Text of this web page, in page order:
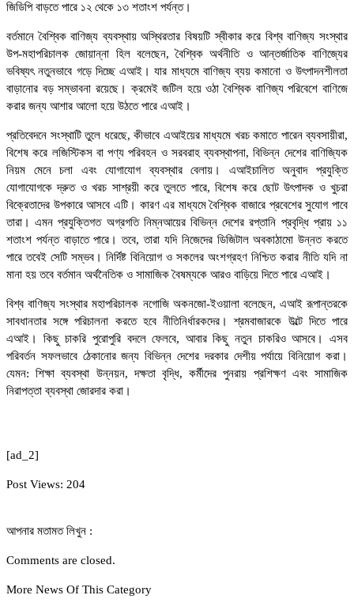
জিডিপি বাড়তে পারে ১২ থেকে ১৩ শতাংশ পর্যন্ত।
বর্তমানে বৈশ্বিক বাণিজ্য ব্যবস্থায় অস্থিরতার বিষয়টি স্বীকার করে বিশ্ব বাণিজ্য সংস্থার
উপ-মহাপরিচালক জোয়ান্না হিল বলেছেন, বৈশ্বিক অর্থনীতি ও আন্তর্জাতিক বাণিজ্যের
ভবিষ্যৎ নতুনভাবে গড়ে দিচ্ছে এআই। যার মাধ্যমে বাণিজ্য ব্যয় কমানো ও উৎপাদনশীলতা
বাড়ানোর বড় সম্ভাবনা রয়েছে। ক্রমেই জটিল হয়ে ওঠা বৈশ্বিক বাণিজ্য পরিবেশে বাণিজে
করার জন্য আশার আলো হয়ে উঠতে পারে এআই।
প্রতিবেদনে সংস্থাটি তুলে ধরেছে, কীভাবে এআইয়ের মাধ্যমে খরচ কমাতে পারেন ব্যবসায়ীরা,
বিশেষ করে লজিস্টিকস বা পণ্য পরিবহন ও সরবরাহ ব্যবস্থাপনা, বিভিন্ন দেশের বাণিজ্যিক
নিয়ম মেনে চলা এবং যোগাযোগ ব্যবস্থার বেলায়। এআইচালিত অনুবাদ প্রযুক্তি
যোগাযোগকে দ্রুত ও খরচ সাশ্রয়ী করে তুলতে পারে, বিশেষ করে ছোট উৎপাদক ও খুচরা
বিক্রেতাদের উপকারে আসবে এটি। কারণ এর মাধ্যমে বৈশ্বিক বাজারে প্রবেশের সুযোগ পাবে
তারা। এমন প্রযুক্তিগত অগ্রগতি নিম্নআয়ের বিভিন্ন দেশের রপ্তানি প্রবৃদ্ধি প্রায় ১১
শতাংশ পর্যন্ত বাড়াতে পারে। তবে, তারা যদি নিজেদের ডিজিটাল অবকাঠামো উন্নত করতে
পারে তবেই সেটি সম্ভব। নির্দিষ্ট বিনিয়োগ ও সকলের অংশগ্রহণ নিশ্চিত করার নীতি যদি না
মানা হয় তবে বর্তমান অর্থনৈতিক ও সামাজিক বৈষম্যকে আরও বাড়িয়ে দিতে পারে এআই।
বিশ্ব বাণিজ্য সংস্থার মহাপরিচালক নগোজি অকনজো-ইওয়ালা বলেছেন, এআই রূপান্তরকে
সাবধানতার সঙ্গে পরিচালনা করতে হবে নীতিনির্ধারকদের। শ্রমবাজারকে উল্টে দিতে পারে
এআই। কিছু চাকরি পুরোপুরি বদলে ফেলবে, আবার কিছু নতুন চাকরিও আসবে। এসব
পরিবর্তন সফলভাবে ঠেকানোর জন্য বিভিন্ন দেশের দরকার দেশীয় পর্যায়ে বিনিয়োগ করা।
যেমন: শিক্ষা ব্যবস্থা উন্নয়ন, দক্ষতা বৃদ্ধি, কর্মীদের পুনরায় প্রশিক্ষণ এবং সামাজিক
নিরাপত্তা ব্যবস্থা জোরদার করা।
[ad_2]
Post Views: 204
আপনার মতামত লিখুন :
Comments are closed.
More News Of This Category